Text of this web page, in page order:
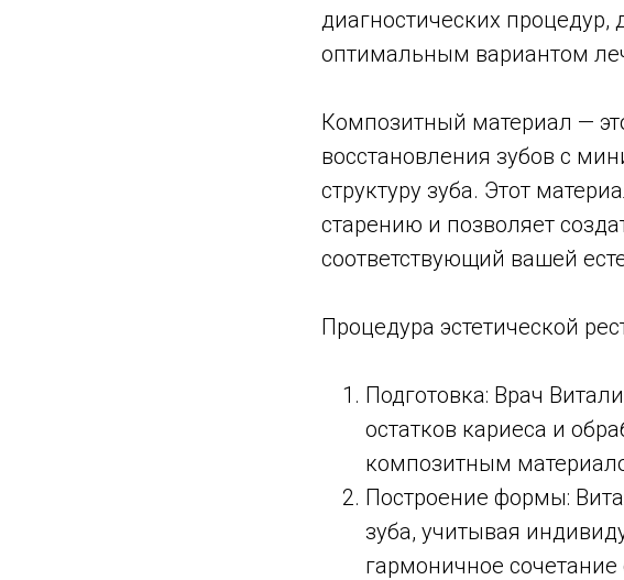
диагностических
оптимальным вариантом
Композитный материал —
восстановления зубов с
структуру зуба. Этот
старению и позволяет
соответствующий вашей
Процедура эстетической
Подготовка: Врач
остатков кариеса и
композитным
Построение формы:
зуба, учитывая
гармоничное